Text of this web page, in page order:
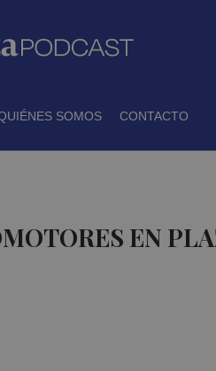
SOMOS CONTACTO
EN